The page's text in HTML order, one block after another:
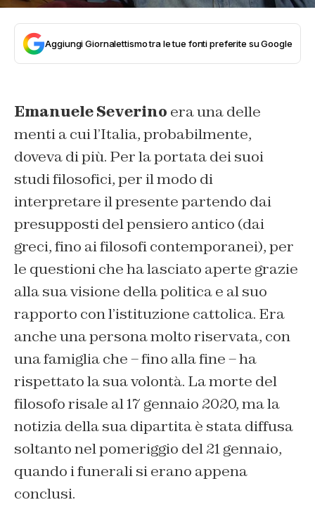
Aggiungi Giornalettismo tra le tue fonti preferite su Google
Emanuele Severino era una delle
menti a cui l’Italia, probabilmente,
doveva di più. Per la portata dei suoi
studi filosofici, per il modo di
interpretare il presente partendo dai
presupposti del pensiero antico (dai
greci, fino ai filosofi contemporanei), per
le questioni che ha lasciato aperte grazie
alla sua visione della politica e al suo
rapporto con l’istituzione cattolica. Era
anche una persona molto riservata, con
una famiglia che – fino alla fine – ha
rispettato la sua volontà. La morte del
filosofo risale al 17 gennaio 2020, ma la
notizia della sua dipartita è stata diffusa
soltanto nel pomeriggio del 21 gennaio,
quando i funerali si erano appena
conclusi.